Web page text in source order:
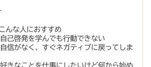
んな人におすすめ
己啓発を学んでも行動できない
信がなく、すぐネガティブに戻ってしま
きなことを仕事にしたいけど何から始め